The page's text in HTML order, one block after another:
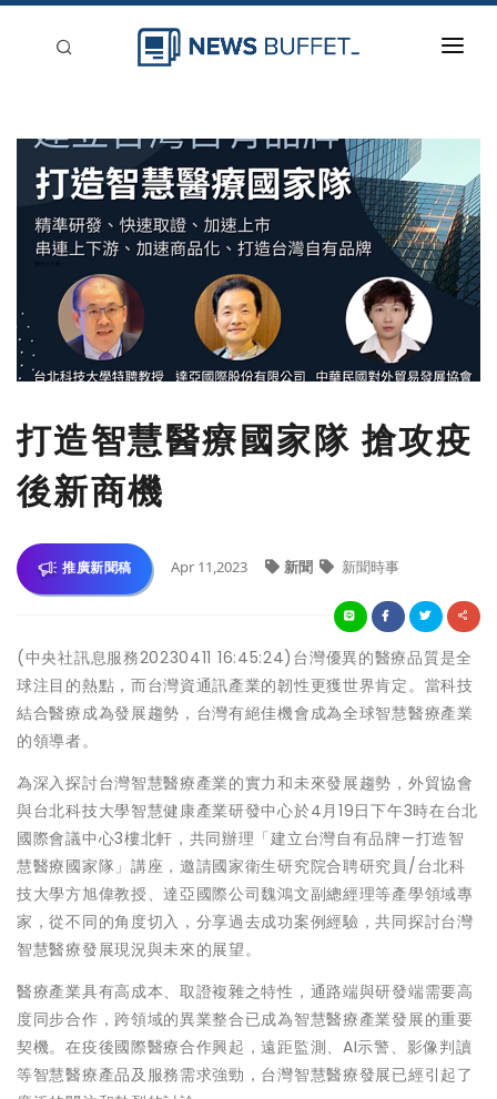
新聞稿分類
登入
刊登
打造智慧醫療國家隊 搶攻疫
後新商機
推廣新聞稿 Apr 11,2023 新聞 新聞時事
(中央社訊息服務20230411 16:45:24)台灣優異的醫療品質是全
球注目的熱點，而台灣資通訊產業的韌性更獲世界肯定。當科技
結合醫療成為發展趨勢，台灣有絕佳機會成為全球智慧醫療產業
的領導者。
為深入探討台灣智慧醫療產業的實力和未來發展趨勢，外貿協會
與台北科技大學智慧健康產業研發中心於4月19日下午3時在台北
國際會議中心3樓北軒，共同辦理「建立台灣自有品牌—打造智
慧醫療國家隊」講座，邀請國家衛生研究院合聘研究員/台北科
技大學方旭偉教授、達亞國際公司魏鴻文副總經理等產學領域專
家，從不同的角度切入，分享過去成功案例經驗，共同探討台灣
智慧醫療發展現況與未來的展望。
醫療產業具有高成本、取證複雜之特性，通路端與研發端需要高
度同步合作，跨領域的異業整合已成為智慧醫療產業發展的重要
契機。在疫後國際醫療合作興起，遠距監測、AI示警、影像判讀
等智慧醫療產品及服務需求強勁，台灣智慧醫療發展已經引起了